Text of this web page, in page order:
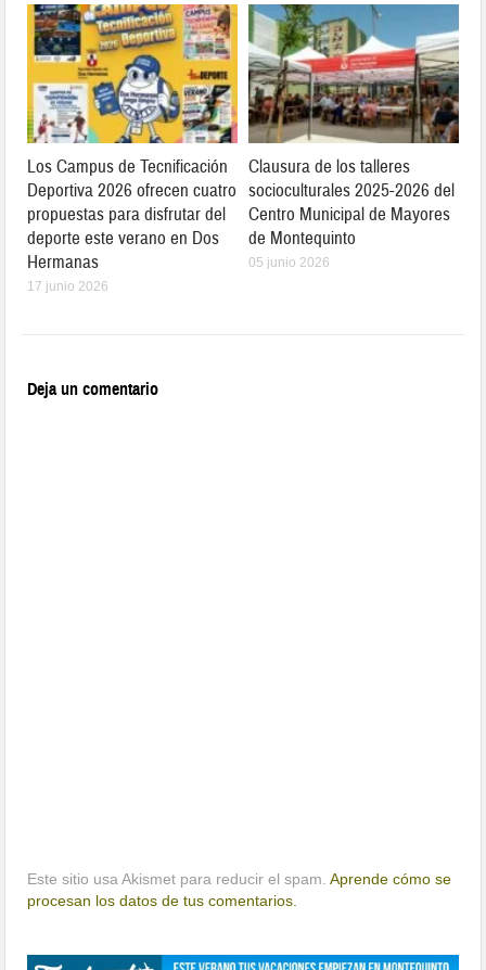
Los Campus de Tecnificación
Deportiva 2026 ofrecen cuatro
propuestas para disfrutar del
deporte este verano en Dos
Hermanas
17 junio 2026
Clausura de los talleres
socioculturales 2025-2026 del
Centro Municipal de Mayores
de Montequinto
05 junio 2026
Deja un comentario
Este sitio usa Akismet para reducir el spam.Aprende cómo se
procesan los datos de tus comentarios.